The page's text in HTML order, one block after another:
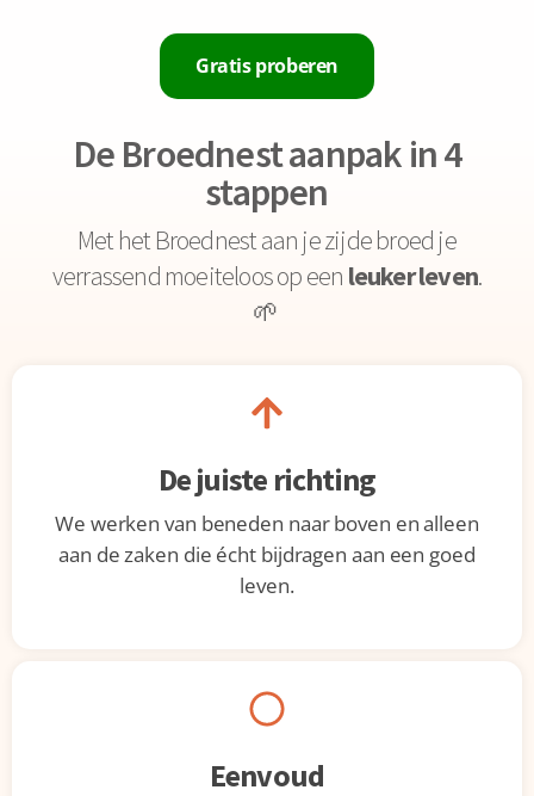
Gratis proberen
De Broednest aanpak in 4
stappen
Met het Broednest aan je zijde broed je
verrassend moeiteloos op een leuker leven.
🌱
De juiste richting
We werken van beneden naar boven en alleen
aan de zaken die écht bijdragen aan een goed
leven.
Eenvoud